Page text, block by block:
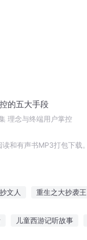
的五大手段
理念与终端用户掌控
和有声书MP3打包下载。
文人 重生之大抄袭王
儿童西游记听故事